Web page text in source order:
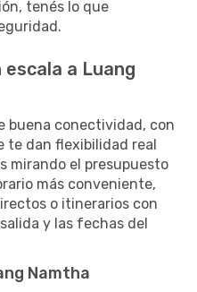
tenés lo que
a Luang
buena conectividad, con
te dan flexibilidad real
mirando el presupuesto
más conveniente,
o itinerarios con
y las fechas del
Namtha